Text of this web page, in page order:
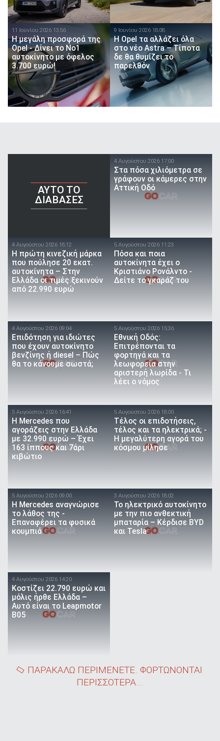
11 Ιουνίου 2026 13:56
Η μεγάλη προσφορά της
Opel - Δίνει το Νο1
αυτοκίνητο με όφελος
3.700 ευρώ!
9 Ιουνίου 2026 18:08
H Opel τα αλλάζει όλα
στο νέο Astra – Τίποτα
δε θα θυμίζει το
παρελθόν
AYTO TO
ΔΙΑΒΑΣΕΣ
4 Αυγούστου 2026 17:00
Στα πόσα χιλιόμετρα σε
γράφουν οι κάμερες στην
Αττική Οδό
4 Αυγούστου 2026 18:12
Η πρώτη κινεζική μάρκα
που πούλησε 20 εκατ.
αυτοκίνητα – Στην
Ελλάδα οι τιμές ξεκινούν
από 22.990 ευρώ
5 Αυγούστου 2026 11:23
Πόσα και ποια
αυτοκίνητα έχει ο
Κριστιάνο Ρονάλντο -
Δείτε το γκαράζ του
4 Αυγούστου 2026 09:04
Επιδότηση για ιδιώτες
που έχουν αυτοκίνητο
βενζίνης ή diesel – Πώς
θα το κάνουμε σωστά;
5 Αυγούστου 2026 15:36
Εθνική Οδός:
Επιτρέπονται τα
φορτηγά και τα
λεωφορεία στην
αριστερή λωρίδα - Τι
λέει ο νόμος
5 Αυγούστου 2026 16:41
Η Mercedes που
αγοράζεις στην Ελλάδα
με 32.990 ευρώ – Έχει
163 ίππους και 7άρι
κιβώτιο
5 Αυγούστου 2026 18:00
Τέλος οι επιδοτήσεις,
τέλος και τα ηλεκτρικά; -
Η μεγαλύτερη αγορά του
κόσμου μίλησε
5 Αυγούστου 2026 09:00
Η Mercedes αναγνώρισε
το λάθος της -
Επαναφέρει τα φυσικά
κουμπιά
3 Αυγούστου 2026 18:02
Το ηλεκτρικό αυτοκίνητο
με την πιο ανθεκτική
μπαταρία – Κέρδισε BYD
και Tesla
4 Αυγούστου 2026 14:20
Κοστίζει 22.790 ευρώ και
μόλις ήρθε Ελλάδα –
Αυτό είναι το Leapmotor
B05
ΠΑΡΑΚΑΛΩ ΠΕΡΙΜΕΝΕΤΕ. ΦΟΡΤΩΝΟΝΤΑΙ
ΠΕΡΙΣΣΟΤΕΡΑ...